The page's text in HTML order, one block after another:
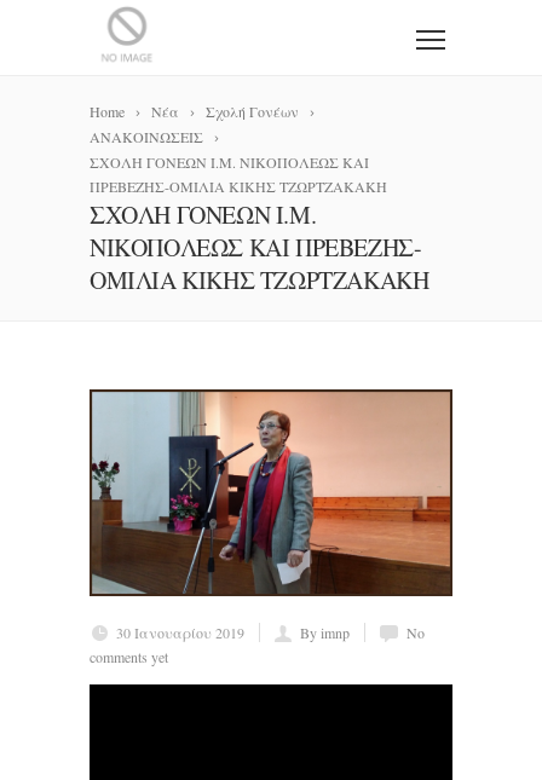
Home Νέα
Σχολή Γονέων
ΑΝΑΚΟΙΝΩΣΕΙΣ
ΣΧΟΛΗ ΓΟΝΕΩΝ Ι.Μ. ΝΙΚΟΠΟΛΕΩΣ ΚΑΙ
ΠΡΕΒΕΖΗΣ-ΟΜΙΛΙΑ ΚΙΚΗΣ ΤΖΩΡΤΖΑΚΑΚΗ
ΣΧΟΛΗ ΓΟΝΕΩΝ Ι.Μ.
ΝΙΚΟΠΟΛΕΩΣ ΚΑΙ ΠΡΕΒΕΖΗΣ-
ΟΜΙΛΙΑ ΚΙΚΗΣ ΤΖΩΡΤΖΑΚΑΚΗ
30 Ιανουαρίου 2019 By imnp
No
comments yet